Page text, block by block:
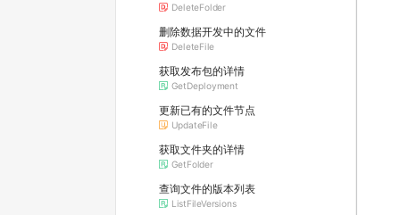
DeleteFolder
删除数据开发中的文件
DeleteFile
获取发布包的详情
GetDeployment
更新已有的文件节点
UpdateFile
获取文件夹的详情
GetFolder
查询文件的版本列表
ListFileVersions